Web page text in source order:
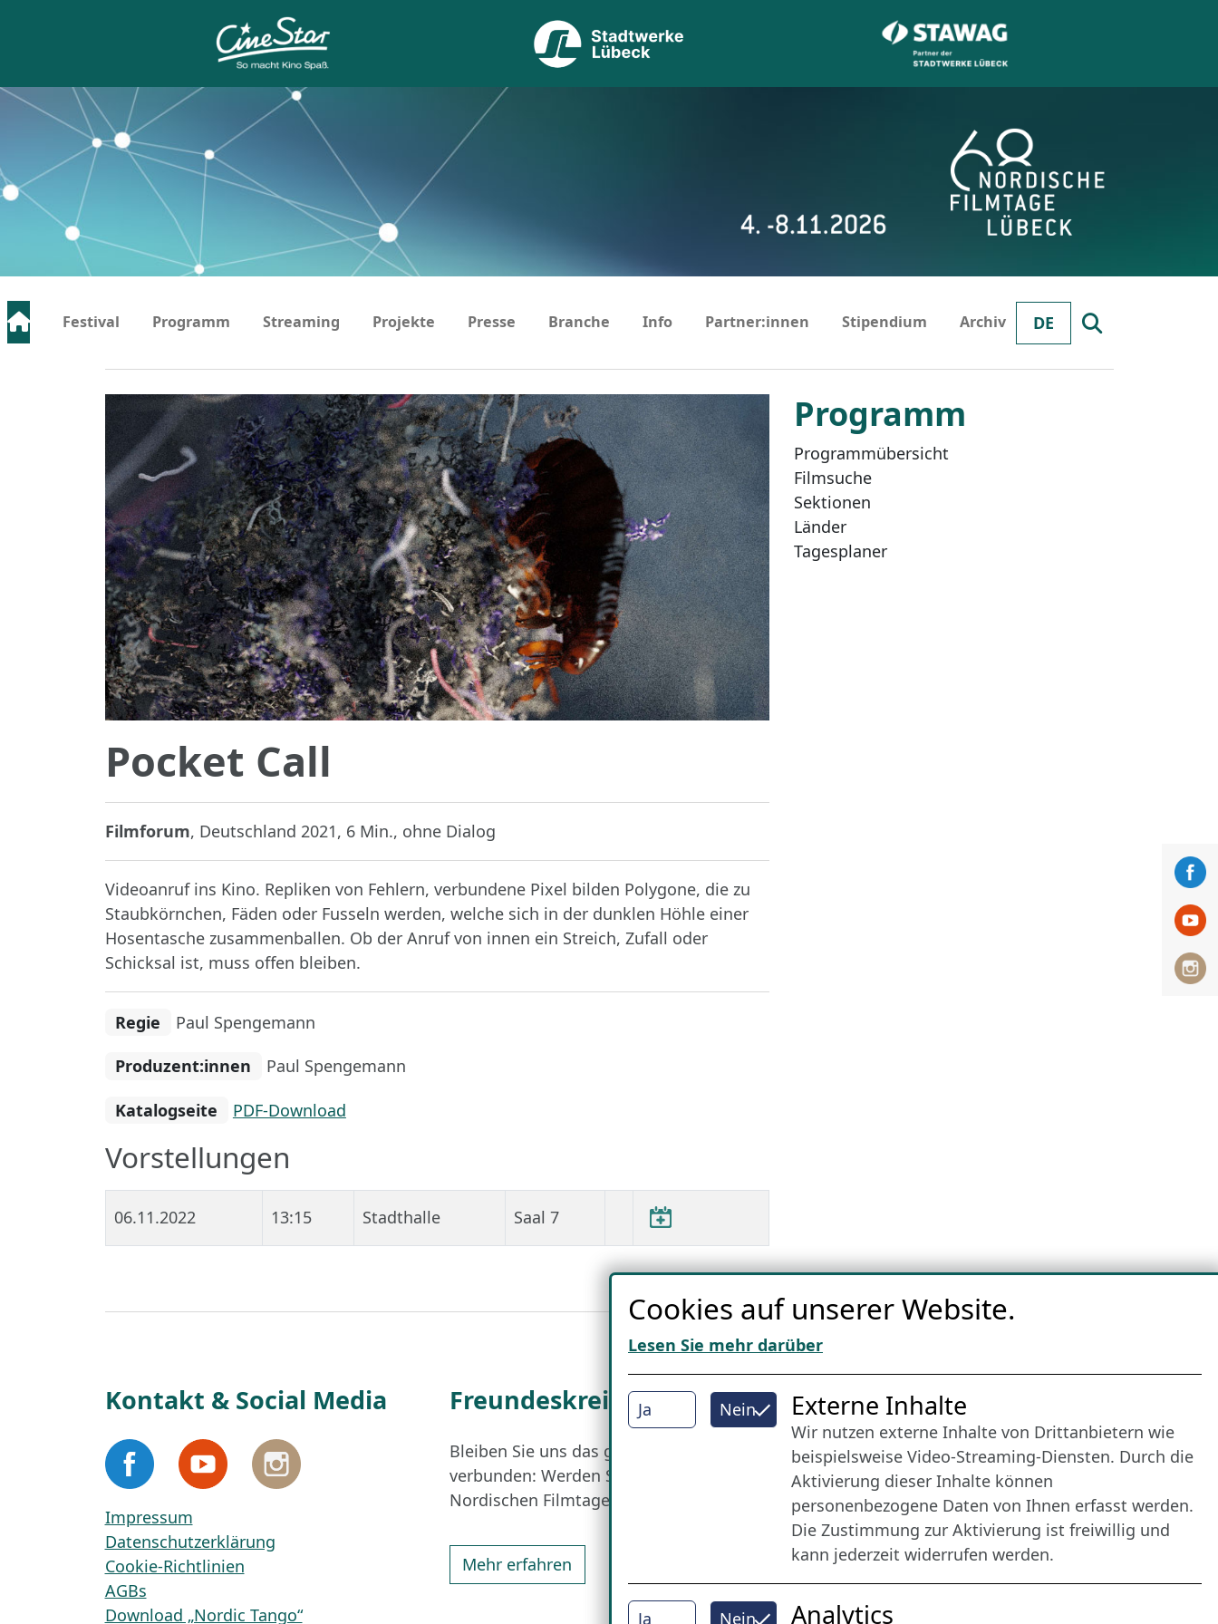
DE
Festival Programm Streaming Projekte Presse Branche Info Partner:innen Stipendium Archiv
Programm
Programmübersicht
Filmsuche
Sektionen
Länder
Tagesplaner
Pocket Call
Filmforum, Deutschland 2021, 6 Min., ohne Dialog
Videoanruf ins Kino. Repliken von Fehlern, verbundene Pixel bilden Polygone, die zu
Staubkörnchen, Fäden oder Fusseln werden, welche sich in der dunklen Höhle einer
Hosentasche zusammenballen. Ob der Anruf von innen ein Streich, Zufall oder
Schicksal ist, muss offen bleiben.
Regie Paul Spengemann
Produzent:innen Paul Spengemann
Katalogseite PDF-Download
Vorstellungen
06.11.2022 13:15 Stadthalle Saal 7
Kontakt & Social Media
Impressum
Datenschutzerklärung
Cookie-Richtlinien
AGBs
Download „Nordic Tango“
Freundes­kreis
Bleiben Sie uns das ganze Jahr über
verbunden: Werden Sie Freund der
Nordischen Filmtage Lübeck.
Mehr erfahren
Internet Partner
Cookies auf unserer Website.
Lesen Sie mehr darüber
Ja Nein Externe Inhalte
Wir nutzen externe Inhalte von Drittanbietern wie
beispielsweise Video-Streaming-Diensten. Durch die
Aktivierung dieser Inhalte können
personenbezogene Daten von Ihnen erfasst werden.
Die Zustimmung zur Aktivierung ist freiwillig und
kann jederzeit widerrufen werden.
Ja Nein Analytics